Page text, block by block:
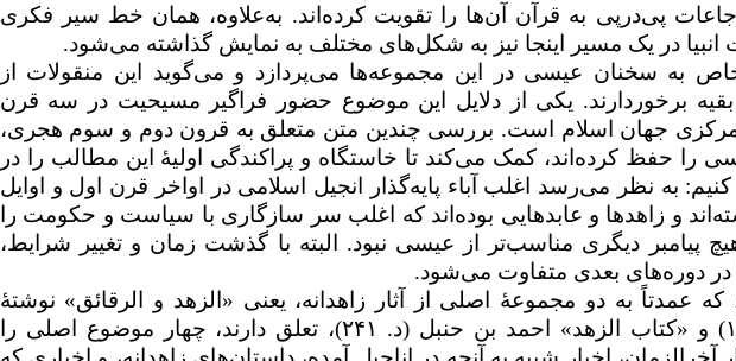
پی‌در‌پی به قرآن آن‌ها را تقویت کرده‌اند. به‌علاوه، همان خط سیر فکری
انبیا در یک مسیر اینجا نیز به شکل‌های مختلف به نمایش گذاشته می‌شود.
به سخنان عیسی در این مجموعه‌ها می‌پردازد و می‌گوید این منقولات از
بقیه برخوردارند. یکی از دلایل این موضوع حضور فراگیر مسیحیت در سه قرن
جهان اسلام است. بررسی چندین متن متعلق به قرون دوم و سوم هجری،
را حفظ کرده‌اند، کمک می‌کند تا خاستگاه و پراکندگی اولیهٔ این مطالب را در
به نظر می‌رسد اغلب آباء پایه‌گذار انجیل اسلامی در اواخر قرن اول و اوایل
و زاهدها و عابدهایی بوده‌اند که اغلب سر سازگاری با سیاست و حکومت را
هیچ پیامبر دیگری مناسب‌تر از عیسی نبود. البته با گذشت زمان و تغییر شرایط،
در دوره‌های بعدی متفاوت می‌شود.
که عمدتاً به دو مجموعهٔ اصلی از آثار زاهدانه، یعنی «الزهد و الرقائق» نوشتۀ
) و «کتاب الزهد» احمد بن ‌حنبل (د. ۲۴۱)، تعلق دارند، چهار موضوع اصلی را